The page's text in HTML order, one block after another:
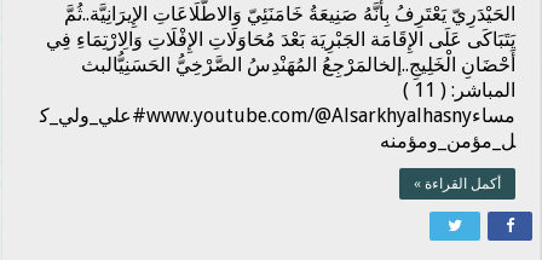
الحَيْدَرِيّ يَعْتَرِفُ بِأَنَّهُ صَنِيعَةُ خَامَنَئِيّ وَالاطّلَاعَاتِ الإِيرَانِيَّة..ثُمَّ
يَتَبَاكَى عَلَى الإِقَامَة الجَبْرِيَة بَعْدَ مُحَاوَلَاتِ الإِفْلَاتِ وَالِارْتِمَاءِ فِي
أَحْضَانِ الْخَلِيجِ..إلخالمَرْجِعُ المُهَنْدِسُ الصَّرْخِيُّ الحَسَنِيُّالبث
المباشر: ( 11 )
مساءwww.youtube.com/@Alsarkhyalhasny#علي_ولي_ك
ل_مؤمن_ومؤمنه
أكمل القراءة »